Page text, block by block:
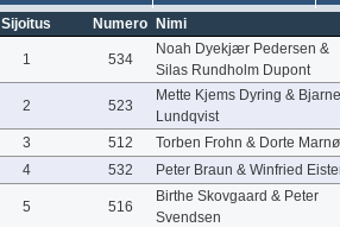
Sijoitus Numero Nimi
1 534
Noah Dyekjær Pedersen &
Silas Rundholm Dupont
2 523
Mette Kjems Dyring & Bjarne
Lundqvist
3
512
Torben Frohn & Dorte Marnø
4
532 Peter Braun & Winfried
5 516
Birthe Skovgaard & Peter
Svendsen